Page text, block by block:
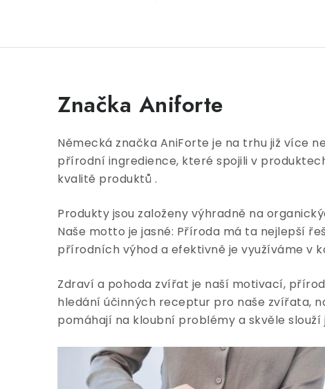
Značka Aniforte
Německá značka AniForte je na trhu již více
přírodní ingredience, které spojili v
kvalitě produktů .
Produkty jsou založeny výhradně na
Naše motto je jasné: Příroda má ta nejlepší
přírodních výhod a efektivně je využíváme v
Zdraví a pohoda zvířat je naší motivací,
hledání účinných receptur pro naše zvířata,
pomáhají na kloubní problémy a skvěle slouží